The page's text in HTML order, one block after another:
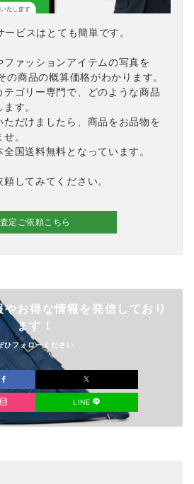
ビスはとても簡単です。
ァッションアイテムの写真を
の商品の概算価格がわかります。
ゴリー専門で、どのような商品
す。
だけましたら、商品をお品物を
。
国送料無料となっています。
してみてください。
査定ご依頼こちら
お得な情報を発信しており
ます！
ひフォローください
LINE